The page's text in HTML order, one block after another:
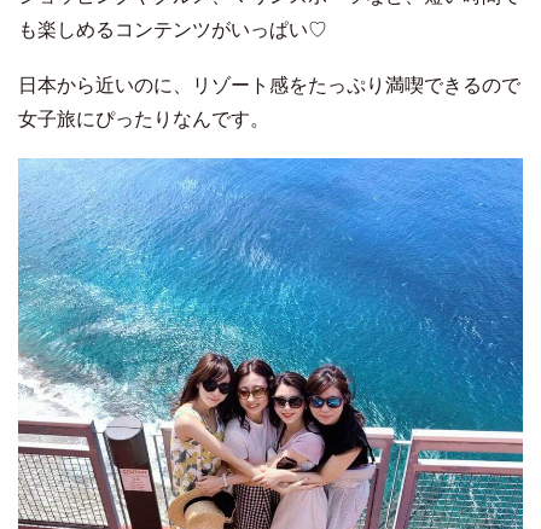
も楽しめるコンテンツがいっぱい♡
日本から近いのに、リゾート感をたっぷり満喫できるので
女子旅にぴったりなんです。